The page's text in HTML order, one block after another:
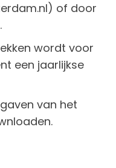
of door
wordt voor
een jaarlijkse
van het